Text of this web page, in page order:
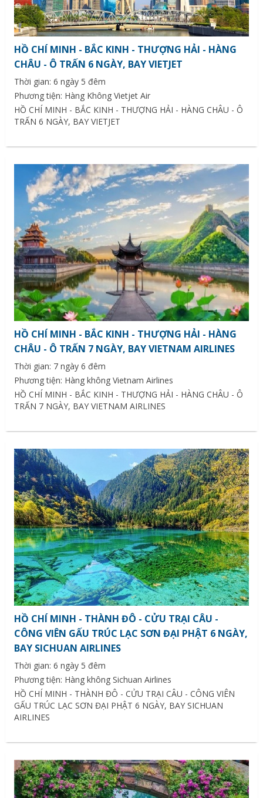
HỒ CHÍ MINH - BẮC KINH - THƯỢNG HẢI - HÀNG
CHÂU - Ô TRẤN 6 NGÀY, BAY VIETJET
Thời gian: 6 ngày 5 đêm
Phương tiện: Hàng Không Vietjet Air
HỒ CHÍ MINH - BẮC KINH - THƯỢNG HẢI - HÀNG CHÂU - Ô
TRẤN 6 NGÀY, BAY VIETJET
HỒ CHÍ MINH - BẮC KINH - THƯỢNG HẢI - HÀNG
CHÂU - Ô TRẤN 7 NGÀY, BAY VIETNAM AIRLINES
Thời gian: 7 ngày 6 đêm
Phương tiện: Hàng không Vietnam Airlines
HỒ CHÍ MINH - BẮC KINH - THƯỢNG HẢI - HÀNG CHÂU - Ô
TRẤN 7 NGÀY, BAY VIETNAM AIRLINES
HỒ CHÍ MINH - THÀNH ĐÔ - CỬU TRẠI CÂU -
CÔNG VIÊN GẤU TRÚC LẠC SƠN ĐẠI PHẬT 6 NGÀY,
BAY SICHUAN AIRLINES
Thời gian: 6 ngày 5 đêm
Phương tiện: Hàng không Sichuan Airlines
HỒ CHÍ MINH - THÀNH ĐÔ - CỬU TRẠI CÂU - CÔNG VIÊN
GẤU TRÚC LẠC SƠN ĐẠI PHẬT 6 NGÀY, BAY SICHUAN
AIRLINES